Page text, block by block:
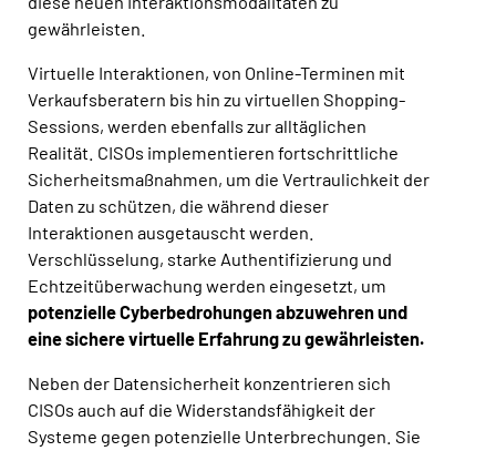
gewährleisten.
Virtuelle Interaktionen, von Online-Terminen mit
Verkaufsberatern bis hin zu virtuellen Shopping-
Sessions, werden ebenfalls zur alltäglichen
Realität. CISOs implementieren fortschrittliche
Sicherheitsmaßnahmen, um die Vertraulichkeit der
Daten zu schützen, die während dieser
Interaktionen ausgetauscht werden.
Verschlüsselung, starke Authentifizierung und
Echtzeitüberwachung werden eingesetzt, um
potenzielle Cyberbedrohungen abzuwehren und
eine sichere virtuelle Erfahrung zu gewährleisten.
Neben der Datensicherheit konzentrieren sich
CISOs auch auf die Widerstandsfähigkeit der
Systeme gegen potenzielle Unterbrechungen. Sie